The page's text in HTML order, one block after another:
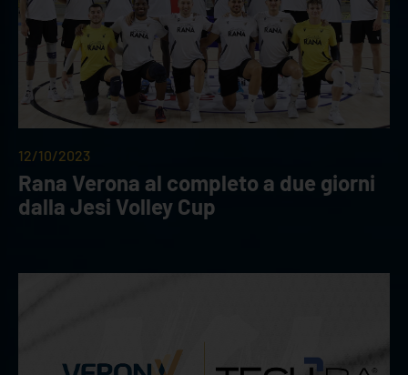
12/10/2023
Rana Verona al completo a due giorni
dalla Jesi Volley Cup